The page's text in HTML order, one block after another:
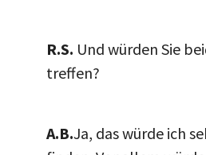
R.S. Und würden Sie
treffen?
A.B.Ja, das würde ich